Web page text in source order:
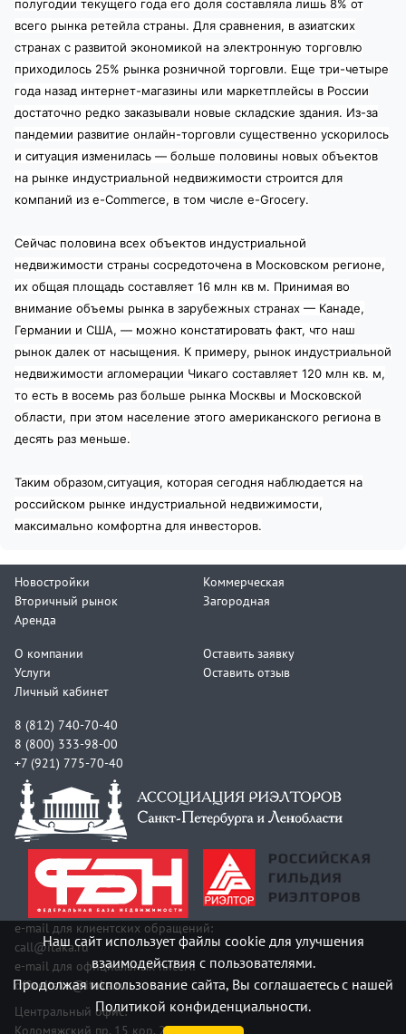
полугодии текущего года его доля составляла лишь 8% от
всего рынка ретейла страны. Для сравнения, в азиатских
странах с развитой экономикой на электронную торговлю
приходилось 25% рынка розничной торговли. Еще три-четыре
года назад интернет-магазины или маркетплейсы в России
достаточно редко заказывали новые складские здания. Из-за
пандемии развитие онлайн-торговли существенно ускорилось
и ситуация изменилась — больше половины новых объектов
на рынке индустриальной недвижимости строится для
компаний из e-Commerce, в том числе e-Grocery.
Сейчас половина всех объектов индустриальной
недвижимости страны сосредоточена в Московском регионе,
их общая площадь составляет 16 млн кв м. Принимая во
внимание объемы рынка в зарубежных странах — Канаде,
Германии и США, — можно констатировать факт, что наш
рынок далек от насыщения. К примеру, рынок индустриальной
недвижимости агломерации Чикаго составляет 120 млн кв. м,
то есть в восемь раз больше рынка Москвы и Московской
области, при этом население этого американского региона в
десять раз меньше.
Таким образом,ситуация, которая сегодня наблюдается на
российском рынке индустриальной недвижимости,
максимально комфортна для инвесторов.
Новостройки
Вторичный рынок
Аренда
Коммерческая
Загородная
О компании
Услуги
Личный кабинет
Оставить заявку
Оставить отзыв
8 (812) 740-70-40
8 (800) 333-98-00
+7 (921) 775-70-40
e-mail для клиентских обращений:
call@itaka.ru
e-mail для официальных писем:
officeitaka@itaka.ru
Центральный офис:
Коломяжский пр. 15 кор. 2
Наш сайт использует файлы cookie для улучшения
взаимодействия с пользователями.
Продолжая использование сайта, Вы соглашаетесь с нашей
Политикой конфиденциальности.